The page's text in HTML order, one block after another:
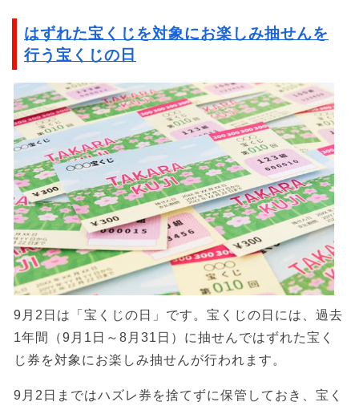
はずれた宝くじを対象にお楽しみ抽せんを
行う宝くじの日
9月2日は「宝くじの日」です。宝くじの日には、過去
1年間（9月1日～8月31日）に抽せんではずれた宝く
じ券を対象にお楽しみ抽せんが行われます。
9月2日まではハズレ券を捨てずに保管しておき、宝く